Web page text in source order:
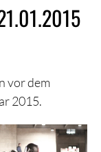
vor dem
2015.